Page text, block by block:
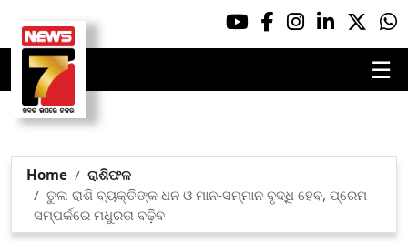
☰
Home
ରାଶିଫଳ
ତୁଳା ରାଶି ବ୍ୟକ୍ତିଙ୍କ ଧନ ଓ ମାନ-ସମ୍ମାନ ବୃଦ୍ଧି ହେବ, ପ୍ରେମ
ସମ୍ପର୍କରେ ମଧୁରତା ବଢ଼ିବ